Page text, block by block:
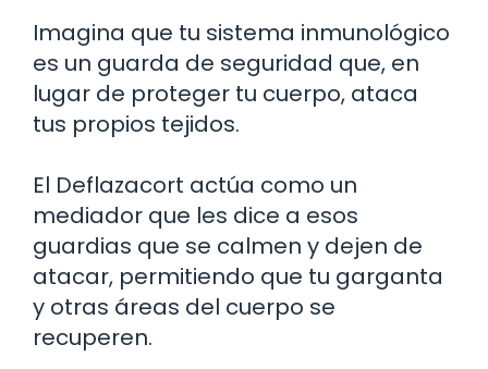
Imagina que tu sistema inmunológico
es un guarda de seguridad que, en
lugar de proteger tu cuerpo, ataca
tus propios tejidos.
El Deflazacort actúa como un
mediador que les dice a esos
guardias que se calmen y dejen de
atacar, permitiendo que tu garganta
y otras áreas del cuerpo se
recuperen.